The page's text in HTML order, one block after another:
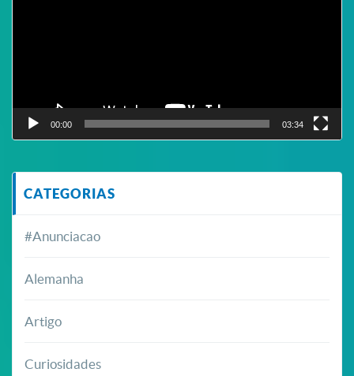
00:00 03:34
CATEGORIAS
#Anunciacao
Alemanha
Artigo
Curiosidades